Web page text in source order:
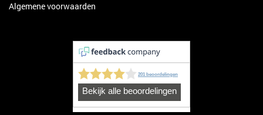
Algemene voorwaarden